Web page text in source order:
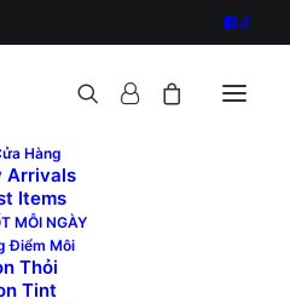
Hàng
Arrivals
Items
MỖI NGÀY
Điểm Môi
Thỏi
Tint